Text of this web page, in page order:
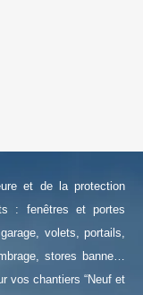
et de la protection
: fenêtres et portes
volets, portails,
stores banne…
vos chantiers “Neuf et